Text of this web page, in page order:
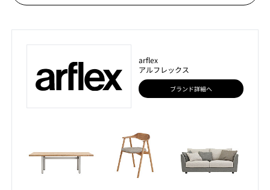
arflex
アルフレックス
ブランド詳細へ